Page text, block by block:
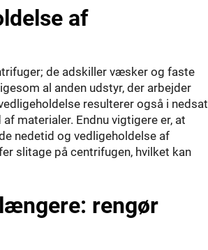
af
de adskiller væsker og faste
al anden udstyr, der arbejder
resulterer også i nedsat
materialer. Endnu vigtigere er, at
nedetid og vedligeholdelse af
slitage på centrifugen, hvilket kan
rengør